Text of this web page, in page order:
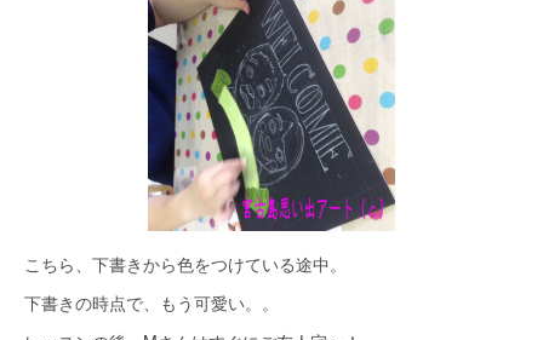
こちら、下書きから色をつけている途中。
下書きの時点で、もう可愛い。。